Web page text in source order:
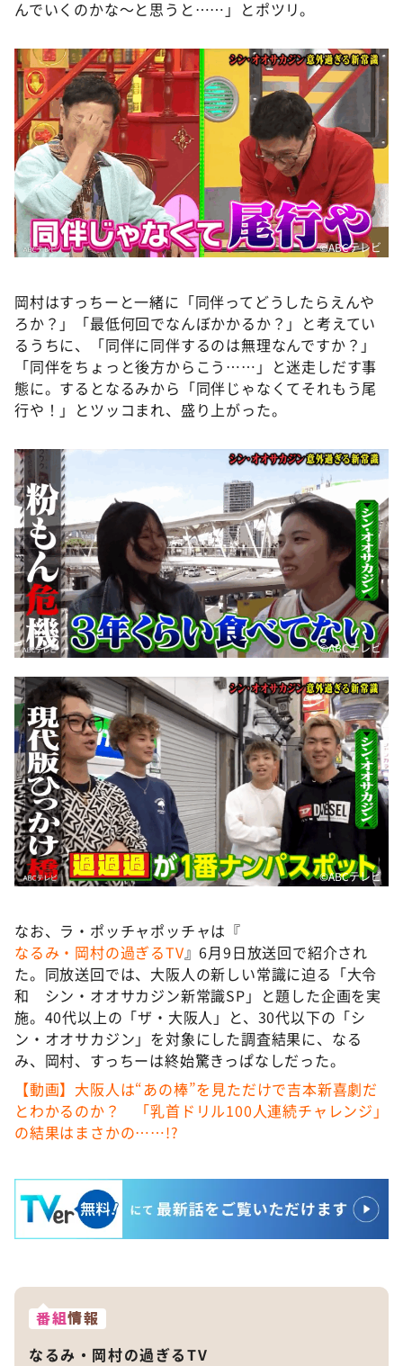
んでいくのかな～と思うと……」とポツリ。
©ABCテレビ
岡村はすっちーと一緒に「同伴ってどうしたらえんや
ろか？」「最低何回でなんぼかかるか？」と考えてい
るうちに、「同伴に同伴するのは無理なんですか？」
「同伴をちょっと後方からこう……」と迷走しだす事
態に。するとなるみから「同伴じゃなくてそれもう尾
行や！」とツッコまれ、盛り上がった。
©ABCテレビ
©ABCテレビ
なお、ラ・ポッチャポッチャは『
なるみ・岡村の過ぎるTV』6月9日放送回で紹介され
た。同放送回では、大阪人の新しい常識に迫る「大令
和 シン・オオサカジン新常識SP」と題した企画を実
施。40代以上の「ザ・大阪人」と、30代以下の「シ
ン・オオサカジン」を対象にした調査結果に、なる
み、岡村、すっちーは終始驚きっぱなしだった。
【動画】大阪人は“あの棒”を見ただけで吉本新喜劇だ
とわかるのか？ 「乳首ドリル100人連続チャレンジ」
の結果はまさかの……!?
番組情報
なるみ・岡村の過ぎるTV